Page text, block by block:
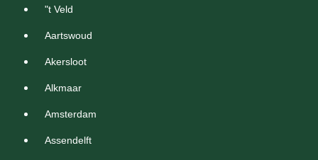
"t Veld
Aartswoud
Akersloot
Alkmaar
Amsterdam
Assendelft